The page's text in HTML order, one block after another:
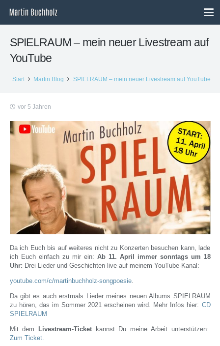
SPIELRAUM – mein neuer Livestream auf
YouTube
Start Martin Blog SPIELRAUM – mein neuer Livestream auf YouTube
vor 5 Jahren
Da ich Euch bis auf weiteres nicht zu Konzerten besuchen kann, lade
ich Euch einfach zu mir ein: Ab 11. April immer sonntags um 18
Uhr: Drei Lieder und Geschichten live auf meinem YouTube-Kanal:
youtube.com/c/martinbuchholz-songpoesie.
Da gibt es auch erstmals Lieder meines neuen Albums SPIELRAUM
zu hören, das im Sommer 2021 erscheinen wird. Mehr Infos hier: CD
SPIELRAUM
Mit dem Livestream-Ticketkannst Du meine Arbeit unterstützen:
Zum Ticket.